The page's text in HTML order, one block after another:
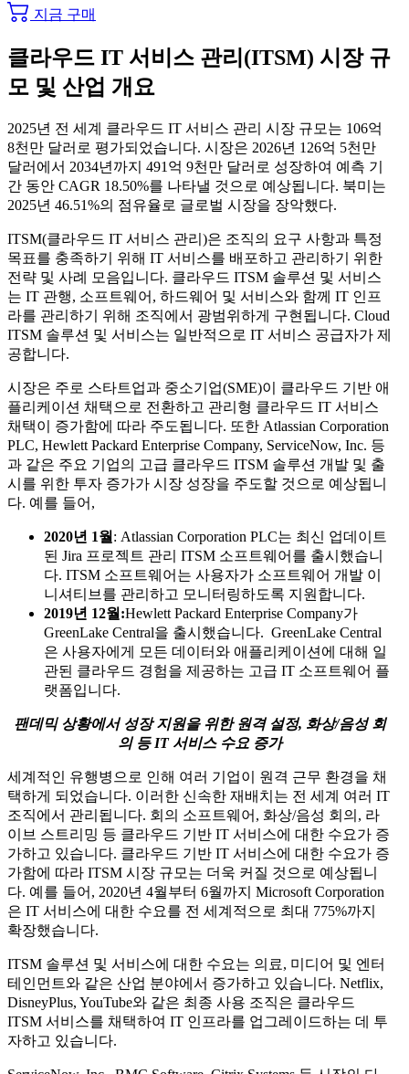
지금 구매
클라우드 IT 서비스 관리(ITSM) 시장 규
모 및 산업 개요
2025년 전 세계 클라우드 IT 서비스 관리 시장 규모는 106억
8천만 달러로 평가되었습니다. 시장은 2026년 126억 5천만
달러에서 2034년까지 491억 9천만 달러로 성장하여 예측 기
간 동안 CAGR 18.50%를 나타낼 것으로 예상됩니다. 북미는
2025년 46.51%의 점유율로 글로벌 시장을 장악했다.
ITSM(클라우드 IT 서비스 관리)은 조직의 요구 사항과 특정
목표를 충족하기 위해 IT 서비스를 배포하고 관리하기 위한
전략 및 사례 모음입니다. 클라우드 ITSM 솔루션 및 서비스
는 IT 관행, 소프트웨어, 하드웨어 및 서비스와 함께 IT 인프
라를 관리하기 위해 조직에서 광범위하게 구현됩니다. Cloud
ITSM 솔루션 및 서비스는 일반적으로 IT 서비스 공급자가 제
공합니다.
시장은 주로 스타트업과 중소기업(SME)이 클라우드 기반 애
플리케이션 채택으로 전환하고 관리형 클라우드 IT 서비스
채택이 증가함에 따라 주도됩니다. 또한 Atlassian Corporation
PLC, Hewlett Packard Enterprise Company, ServiceNow, Inc. 등
과 같은 주요 기업의 고급 클라우드 ITSM 솔루션 개발 및 출
시를 위한 투자 증가가 시장 성장을 주도할 것으로 예상됩니
다. 예를 들어,
2020년 1월 : Atlassian Corporation PLC는 최신 업데이트
된 Jira 프로젝트 관리 ITSM 소프트웨어를 출시했습니
다. ITSM 소프트웨어는 사용자가 소프트웨어 개발 이
니셔티브를 관리하고 모니터링하도록 지원합니다.
2019년 12월:Hewlett Packard Enterprise Company가
GreenLake Central을 출시했습니다. GreenLake Central
은 사용자에게 모든 데이터와 애플리케이션에 대해 일
관된 클라우드 경험을 제공하는 고급 IT 소프트웨어 플
랫폼입니다.
팬데믹 상황에서 성장 지원을 위한 원격 설정, 화상/음성 회
의 등 IT 서비스 수요 증가
세계적인 유행병으로 인해 여러 기업이 원격 근무 환경을 채
택하게 되었습니다. 이러한 신속한 재배치는 전 세계 여러 IT
조직에서 관리됩니다. 회의 소프트웨어, 화상/음성 회의, 라
이브 스트리밍 등 클라우드 기반 IT 서비스에 대한 수요가 증
가하고 있습니다. 클라우드 기반 IT 서비스에 대한 수요가 증
가함에 따라 ITSM 시장 규모는 더욱 커질 것으로 예상됩니
다. 예를 들어, 2020년 4월부터 6월까지 Microsoft Corporation
은 IT 서비스에 대한 수요를 전 세계적으로 최대 775%까지
확장했습니다.
ITSM 솔루션 및 서비스에 대한 수요는 의료, 미디어 및 엔터
테인먼트와 같은 산업 분야에서 증가하고 있습니다. Netflix,
DisneyPlus, YouTube와 같은 최종 사용 조직은 클라우드
ITSM 서비스를 채택하여 IT 인프라를 업그레이드하는 데 투
자하고 있습니다.